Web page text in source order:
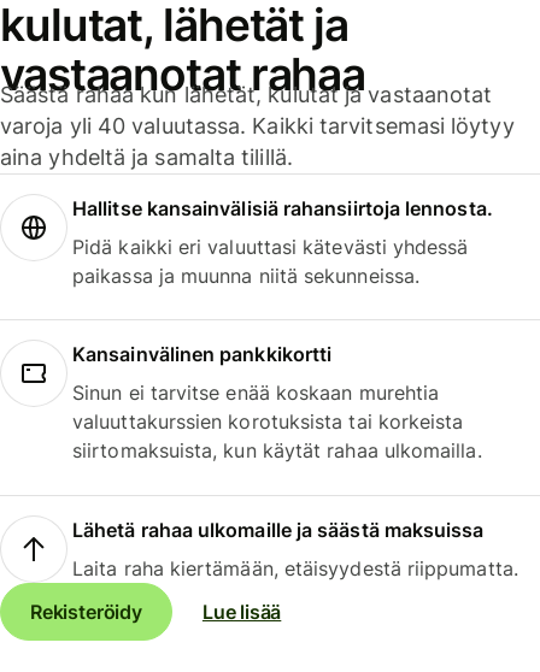
kulutat, lähetät ja
vastaanotat rahaa
Säästä rahaa kun lähetät, kulutat ja vastaanotat
varoja yli 40 valuutassa. Kaikki tarvitsemasi löytyy
aina yhdeltä ja samalta tilillä.
Hallitse kansainvälisiä rahansiirtoja lennosta.
Pidä kaikki eri valuuttasi kätevästi yhdessä
paikassa ja muunna niitä sekunneissa.
Kansainvälinen pankkikortti
Sinun ei tarvitse enää koskaan murehtia
valuuttakurssien korotuksista tai korkeista
siirtomaksuista, kun käytät rahaa ulkomailla.
Lähetä rahaa ulkomaille ja säästä maksuissa
Laita raha kiertämään, etäisyydestä riippumatta.
Rekisteröidy
Lue lisää